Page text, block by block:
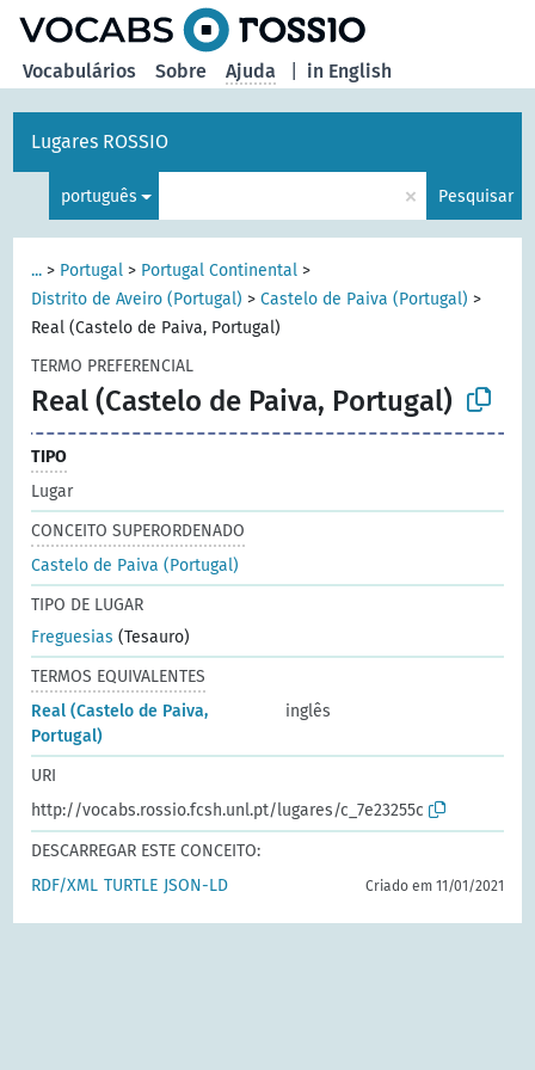
in English
Vocabulários Sobre Ajuda
Lugares ROSSIO
português × Pesquisar
... > Portugal > Portugal Continental >
Distrito de Aveiro (Portugal) >Castelo de Paiva (Portugal) >
Real (Castelo de Paiva, Portugal)
TERMO PREFERENCIAL
Real (Castelo de Paiva, Portugal)
TIPO
Lugar
CONCEITO SUPERORDENADO
Castelo de Paiva (Portugal)
TIPO DE LUGAR
Freguesias (Tesauro)
TERMOS EQUIVALENTES
Real (Castelo de Paiva,
Portugal)
inglês
URI
http://vocabs.rossio.fcsh.unl.pt/lugares/c_7e23255c
DESCARREGAR ESTE CONCEITO:
RDF/XML TURTLE JSON-LD Criado em 11/01/2021